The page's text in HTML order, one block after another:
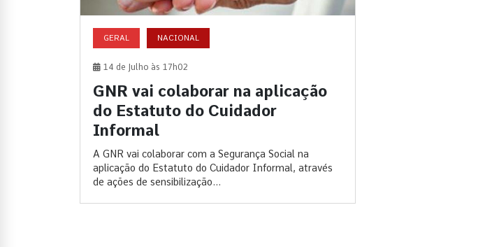
GERAL NACIONAL
14 de Julho às 17h02
GNR vai colaborar na aplicação
do Estatuto do Cuidador
Informal
A GNR vai colaborar com a Segurança Social na
aplicação do Estatuto do Cuidador Informal, através
de ações de sensibilização...